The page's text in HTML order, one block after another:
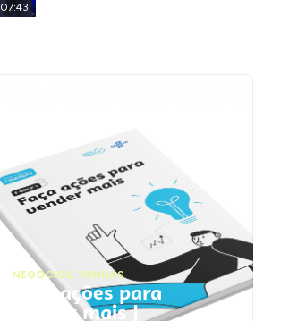
07:43
NEGÓCIOS, VENDAS
Faça ações para
vender mais |